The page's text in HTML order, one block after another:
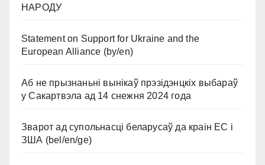
НАРОДУ
Statement on Support for Ukraine and the
European Alliance (by/en)
Аб не прызнаньні вынікаў прэзідэнцкіх выбараў
у Сакартвэла ад 14 снежня 2024 года
Зварот ад супольнасці беларусаў да краін ЕС і
ЗША (bel/en/ge)